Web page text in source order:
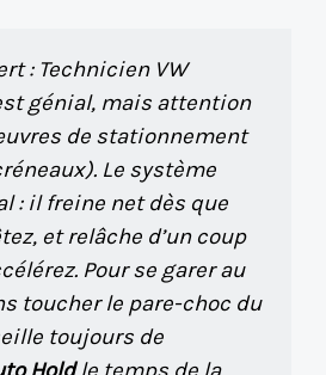
: Technicien VW
génial, mais attention
de stationnement
Le système
: il freine net dès que
et relâche d’un coup
Pour se garer au
toucher le pare-choc du
toujours de